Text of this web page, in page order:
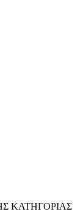
ΚΑΤΗΓΟΡΙΑΣ